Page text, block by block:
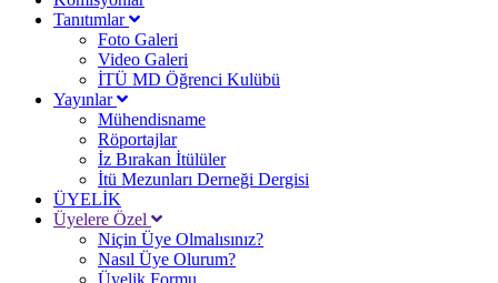
Tanıtımlar
Foto Galeri
Video Galeri
İTÜ MD Öğrenci Kulübü
Yayınlar
Mühendisname
Röportajlar
İz Bırakan İtülüler
İtü Mezunları Derneği Dergisi
ÜYELİK
Üyelere Özel
Niçin Üye Olmalısınız?
Nasıl Üye Olurum?
Üyelik Formu